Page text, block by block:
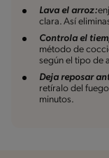
Lava el arroz:
clara. Así
Controla el
método de
según el tipo de
Deja reposar
retíralo del
minutos.